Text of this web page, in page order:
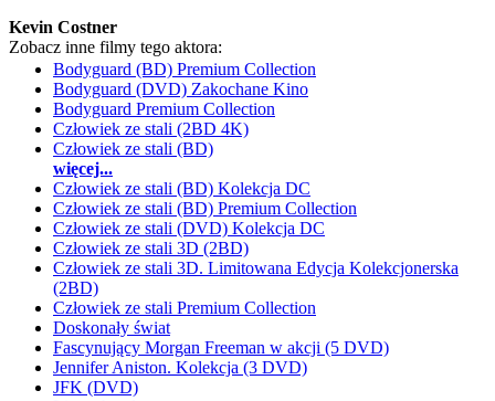
Kevin Costner
Zobacz inne filmy tego aktora:
Bodyguard (BD) Premium Collection
Bodyguard (DVD) Zakochane Kino
Bodyguard Premium Collection
Człowiek ze stali (2BD 4K)
Człowiek ze stali (BD)
więcej...
Człowiek ze stali (BD) Kolekcja DC
Człowiek ze stali (BD) Premium Collection
Człowiek ze stali (DVD) Kolekcja DC
Człowiek ze stali 3D (2BD)
Człowiek ze stali 3D. Limitowana Edycja Kolekcjonerska
(2BD)
Człowiek ze stali Premium Collection
Doskonały świat
Fascynujący Morgan Freeman w akcji (5 DVD)
Jennifer Aniston. Kolekcja (3 DVD)
JFK (DVD)